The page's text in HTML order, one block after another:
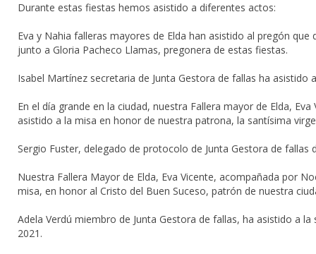
Durante estas fiestas hemos asistido a diferentes actos:
Eva y Nahia falleras mayores de Elda han asistido al pregón
junto a Gloria Pacheco Llamas, pregonera de estas fiestas.
Isabel Martínez secretaria de Junta Gestora de fallas ha
En el día grande en la ciudad, nuestra Fallera mayor de Elda,
asistido a la misa en honor de nuestra patrona, la santísima
Sergio Fuster, delegado de protocolo de Junta Gestora de fallas
Nuestra Fallera Mayor de Elda, Eva Vicente, acompañada por
misa, en honor al Cristo del Buen Suceso, patrón de nuestra
Adela Verdú miembro de Junta Gestora de fallas, ha asistido a
2021.